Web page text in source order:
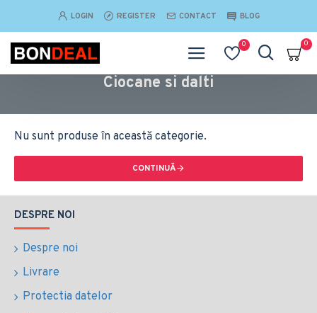
LOGIN REGISTER CONTACT BLOG
0 0
Ciocane si dalti
Nu sunt produse în această categorie.
CONTINUĂ
DESPRE NOI
Despre noi
Livrare
Protectia datelor